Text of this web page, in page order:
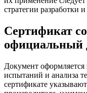
стратегии разработки
Сертификат
официальный
Документ
испытаний и анализа
сертификате